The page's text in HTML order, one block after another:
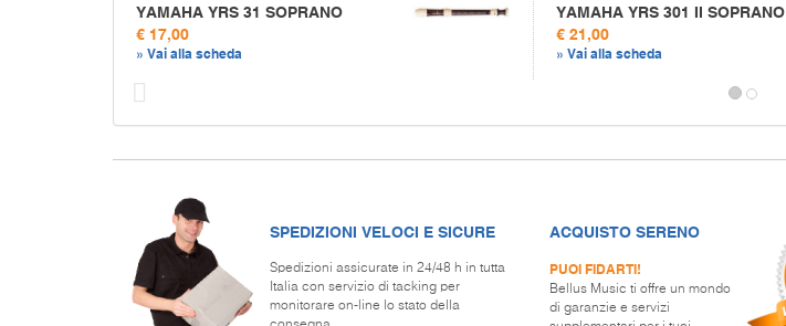
YAMAHA YRS 31 SOPRANO
€ 17,00
» Vai alla scheda
YAMAHA YRS 301 II SOPRANO
€ 21,00
» Vai alla scheda
SPEDIZIONI VELOCI E SICURE
Spedizioni assicurate in 24/48 h in tutta
Italia con servizio di tacking per
monitorare on-line lo stato della
ACQUISTO SERENO
PUOI FIDARTI!
Bellus Music ti offre un mondo
di garanzie e servizi